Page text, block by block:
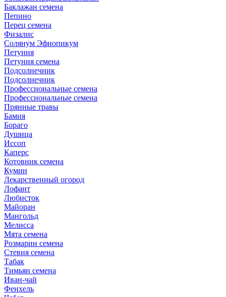
Баклажан семена
Пепино
Перец семена
Физалис
Солянум Эфиопикум
Петуния
Петуния семена
Подсолнечник
Подсолнечник
Профессиональные семена
Профессиональные семена
Прянные травы
Бамия
Бораго
Душица
Иссоп
Каперс
Котовник семена
Кумин
Лекарственный огород
Лофант
Любисток
Майоран
Мангольд
Мелисса
Мята семена
Розмарин семена
Стевия семена
Табак
Тимьян семена
Иван-чай
Фенхель